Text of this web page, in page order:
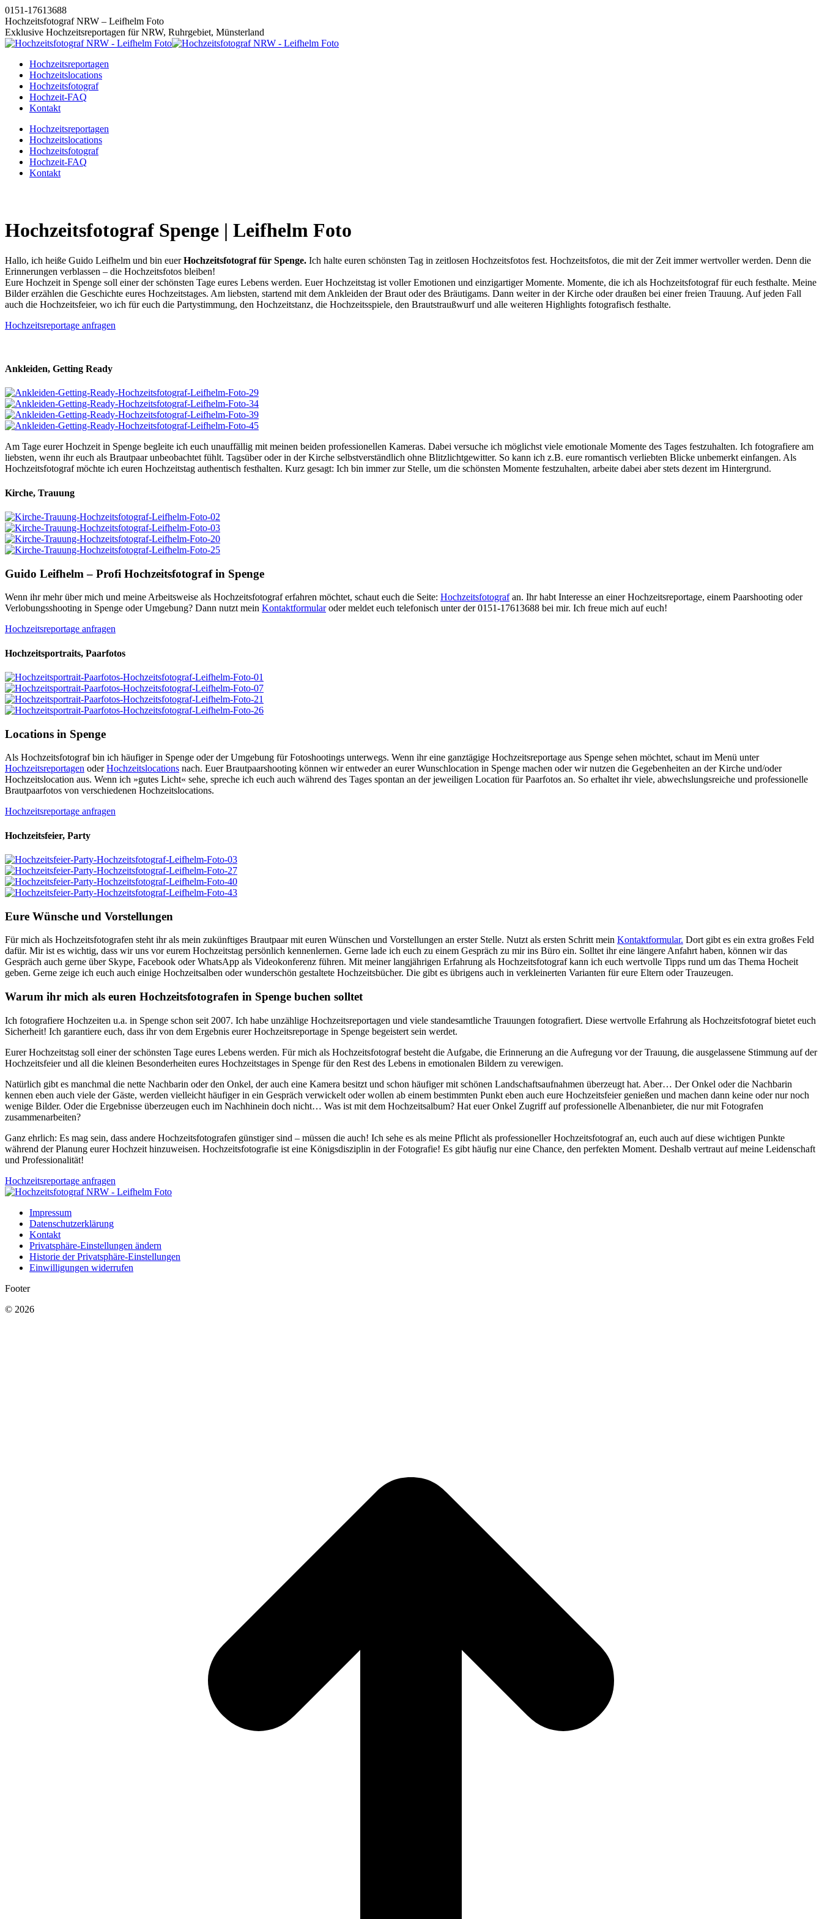
Zum
Inhalt
springen
0151-17613688
Hochzeitsfotograf NRW – Leifhelm Foto
Exklusive Hochzeitsreportagen für NRW, Ruhrgebiet, Münsterland
Hochzeitsreportagen
Hochzeitslocations
Hochzeitsfotograf
Hochzeit-FAQ
Kontakt
Instagram
page
opens
new
Facebook
page
opens
new
Pinterest
page
opens
new
page
opens
new
Hochzeitsreportagen
Hochzeitslocations
Hochzeitsfotograf
Hochzeit-FAQ
Kontakt
Hochzeitsfotograf Spenge | Leifhelm Foto
Hallo, ich heiße Guido Leifhelm und bin euerHochzeitsfotograf für Spenge. Ich halte euren schönsten Tag in zeitlosen Hochzeitsfotos fest. Hochzeitsfotos, die mit der Zeit immer wertvoller werden. Denn die
Erinnerungen verblassen – die Hochzeitsfotos bleiben!
Eure Hochzeit in Spenge soll einer der schönsten Tage eures Lebens werden. Euer Hochzeitstag ist voller Emotionen und einzigartiger Momente. Momente, die ich als Hochzeitsfotograf für euch festhalte. Meine
Bilder erzählen die Geschichte eures Hochzeitstages. Am liebsten, startend mit dem Ankleiden der Braut oder des Bräutigams. Dann weiter in der Kirche oder draußen bei einer freien Trauung. Auf jeden Fall
auch die Hochzeitsfeier, wo ich für euch die Partystimmung, den Hochzeitstanz, die Hochzeitsspiele, den Brautstraußwurf und alle weiteren Highlights fotografisch festhalte.
Hochzeitsreportage anfragen
Ankleiden, Getting Ready
Am Tage eurer Hochzeit in Spenge begleite ich euch unauffällig mit meinen beiden professionellen Kameras. Dabei versuche ich möglichst viele emotionale Momente des Tages festzuhalten. Ich fotografiere am
liebsten, wenn ihr euch als Brautpaar unbeobachtet fühlt. Tagsüber oder in der Kirche selbstverständlich ohne Blitzlichtgewitter. So kann ich z.B. eure romantisch verliebten Blicke unbemerkt einfangen. Als
Hochzeitsfotograf möchte ich euren Hochzeitstag authentisch festhalten. Kurz gesagt: Ich bin immer zur Stelle, um die schönsten Momente festzuhalten, arbeite dabei aber stets dezent im Hintergrund.
Kirche, Trauung
Guido Leifhelm – Profi Hochzeitsfotograf in Spenge
Wenn ihr mehr über mich und meine Arbeitsweise als Hochzeitsfotograf erfahren möchtet, schaut euch die Seite: Hochzeitsfotografan. Ihr habt Interesse an einer Hochzeitsreportage, einem Paarshooting oder
Verlobungsshooting in Spenge oder Umgebung? Dann nutzt mein Kontaktformularoder meldet euch telefonisch unter der 0151-17613688 bei mir. Ich freue mich auf euch!
Hochzeitsreportage anfragen
Hochzeitsportraits, Paarfotos
Locations in Spenge
Als Hochzeitsfotograf bin ich häufiger in Spenge oder der Umgebung für Fotoshootings unterwegs. Wenn ihr eine ganztägige Hochzeitsreportage aus Spenge sehen möchtet, schaut im Menü unter
Hochzeitsreportagen oderHochzeitslocations nach. Euer Brautpaarshooting können wir entweder an eurer Wunschlocation in Spenge machen oder wir nutzen die Gegebenheiten an der Kirche und/oder
Hochzeitslocation aus. Wenn ich »gutes Licht« sehe, spreche ich euch auch während des Tages spontan an der jeweiligen Location für Paarfotos an. So erhaltet ihr viele, abwechslungsreiche und professionelle
Brautpaarfotos von verschiedenen Hochzeitslocations.
Hochzeitsreportage anfragen
Hochzeitsfeier, Party
Eure Wünsche und Vorstellungen
Für mich als Hochzeitsfotografen steht ihr als mein zukünftiges Brautpaar mit euren Wünschen und Vorstellungen an erster Stelle. Nutzt als ersten Schritt mein Kontaktformular. Dort gibt es ein extra großes Feld
dafür. Mir ist es wichtig, dass wir uns vor eurem Hochzeitstag persönlich kennenlernen. Gerne lade ich euch zu einem Gespräch zu mir ins Büro ein. Solltet ihr eine längere Anfahrt haben, können wir das
Gespräch auch gerne über Skype, Facebook oder WhatsApp als Videokonferenz führen. Mit meiner langjährigen Erfahrung als Hochzeitsfotograf kann ich euch wertvolle Tipps rund um das Thema Hocheit
geben. Gerne zeige ich euch auch einige Hochzeitsalben oder wunderschön gestaltete Hochzeitsbücher. Die gibt es übrigens auch in verkleinerten Varianten für eure Eltern oder Trauzeugen.
Warum ihr mich als euren Hochzeitsfotografen in Spenge buchen solltet
Ich fotografiere Hochzeiten u.a. in Spenge schon seit 2007. Ich habe unzählige Hochzeitsreportagen und viele standesamtliche Trauungen fotografiert. Diese wertvolle Erfahrung als Hochzeitsfotograf bietet euch
Sicherheit! Ich garantiere euch, dass ihr von dem Ergebnis eurer Hochzeitsreportage in Spenge begeistert sein werdet.
Eurer Hochzeitstag soll einer der schönsten Tage eures Lebens werden. Für mich als Hochzeitsfotograf besteht die Aufgabe, die Erinnerung an die Aufregung vor der Trauung, die ausgelassene Stimmung auf der
Hochzeitsfeier und all die kleinen Besonderheiten eures Hochzeitstages in Spenge für den Rest des Lebens in emotionalen Bildern zu verewigen.
Natürlich gibt es manchmal die nette Nachbarin oder den Onkel, der auch eine Kamera besitzt und schon häufiger mit schönen Landschaftsaufnahmen überzeugt hat. Aber… Der Onkel oder die Nachbarin
kennen eben auch viele der Gäste, werden vielleicht häufiger in ein Gespräch verwickelt oder wollen ab einem bestimmten Punkt eben auch eure Hochzeitsfeier genießen und machen dann keine oder nur noch
wenige Bilder. Oder die Ergebnisse überzeugen euch im Nachhinein doch nicht… Was ist mit dem Hochzeitsalbum? Hat euer Onkel Zugriff auf professionelle Albenanbieter, die nur mit Fotografen
zusammenarbeiten?
Ganz ehrlich: Es mag sein, dass andere Hochzeitsfotografen günstiger sind – müssen die auch! Ich sehe es als meine Pflicht als professioneller Hochzeitsfotograf an, euch auch auf diese wichtigen Punkte
während der Planung eurer Hochzeit hinzuweisen. Hochzeitsfotografie ist eine Königsdisziplin in der Fotografie! Es gibt häufig nur eine Chance, den perfekten Moment. Deshalb vertraut auf meine Leidenschaft
und Professionalität!
Hochzeitsreportage anfragen
Impressum
Datenschutzerklärung
Kontakt
Privatsphäre-Einstellungen ändern
Historie der Privatsphäre-Einstellungen
Einwilligungen widerrufen
Footer
© 2026